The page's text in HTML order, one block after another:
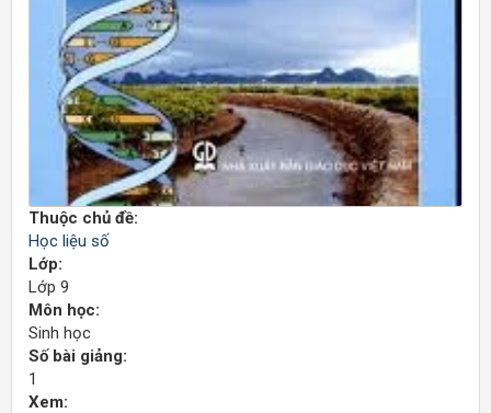
Thuộc chủ đề:
Học liệu số
Lớp:
Lớp 9
Môn học:
Sinh học
Số bài giảng:
1
Xem: